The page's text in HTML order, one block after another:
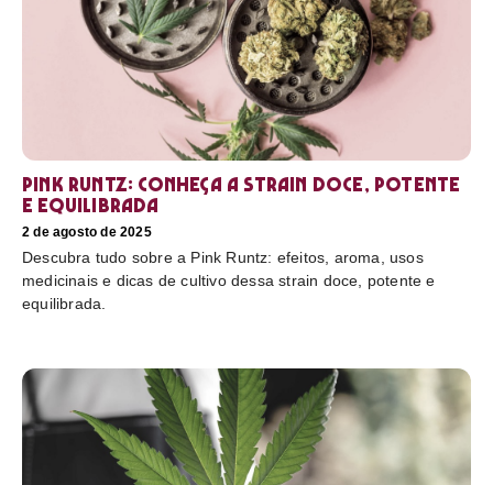
Pink Runtz: conheça a strain doce, potente
e equilibrada
2 de agosto de 2025
Descubra tudo sobre a Pink Runtz: efeitos, aroma, usos
medicinais e dicas de cultivo dessa strain doce, potente e
equilibrada.